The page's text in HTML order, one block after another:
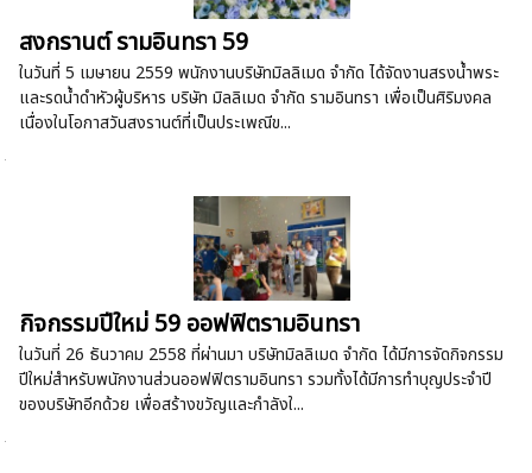
สงกรานต์ รามอินทรา 59
ในวันที่ 5 เมษายน 2559 พนักงานบริษัทมิลลิเมด จำกัด ได้จัดงานสรงน้ำพระ
และรดน้ำดำหัวผู้บริหาร บริษัท มิลลิเมด จำกัด รามอินทรา เพื่อเป็นศิริมงคล
เนื่องในโอกาสวันสงรานต์ที่เป็นประเพณีข...
กิจกรรมปีใหม่ 59 ออฟฟิตรามอินทรา
ในวันที่ 26 ธันวาคม 2558 ที่ผ่านมา บริษัทมิลลิเมด จำกัด ได้มีการจัดกิจกรรม
ปีใหม่สำหรับพนักงานส่วนออฟฟิตรามอินทรา รวมทั้งได้มีการทำบุญประจำปี
ของบริษัทอีกด้วย เพื่อสร้างขวัญและกำลังใ...